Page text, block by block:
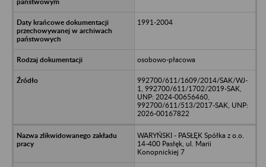
1991-2004
osobowo-płacowa
992700/611/1609/2014/SAK/WJ-
1, 992700/611/1702/2019-SAK,
UNP: 2024-00656460,
992700/611/513/2017-SAK, UNP:
2026-00167822
WARYŃSKI - PASŁĘK Spółka z o.o.
14-400 Pasłęk, ul. Marii
Konopnickiej 7